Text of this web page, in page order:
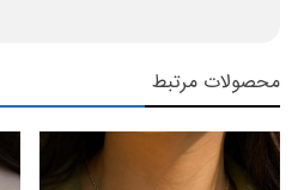
محصولات مرتبط